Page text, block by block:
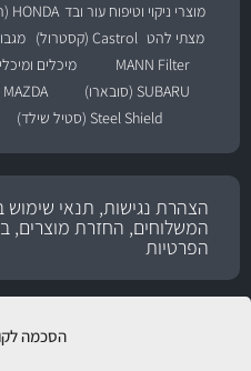
הסכמה
מוצרי ניקוי וטיפוח עור ובד HONDA (הונדה)
מצתי להט Castrol (קסטרול)
MANN Filter
מיכלים
SUBARU (סובארו)
MAZDA (מאזדה)
Steel Shield (סטיל שילד)
הצהרת נגישות, תנאי שימוש
המשלוחים, החזרת מוצרים,
הפרטיות